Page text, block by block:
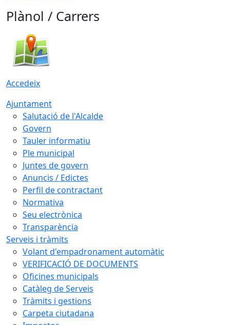
Plànol / Carrers
Accedeix
Ajuntament
Salutació de l'Alcalde
Govern
Tauler informatiu
Ple municipal
Juntes de govern
Anuncis / Edictes
Perfil de contractant
Normativa
Seu electrònica
Transparència
Serveis i tràmits
Volant d'empadronament automàtic
VERIFICACIÓ DE DOCUMENTS
Oficines municipals
Catàleg de Serveis
Tràmits i gestions
Carpeta ciutadana